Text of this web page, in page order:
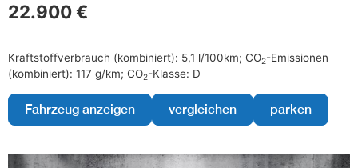
22.900 €
Kraftstoffverbrauch (kombiniert): 5,1 l/100km; CO2-Emissionen
(kombiniert): 117 g/km; CO2-Klasse: D
Fahrzeug anzeigen vergleichen parken